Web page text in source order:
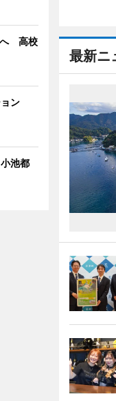
最新ニ
へ 高校
ョン
池都